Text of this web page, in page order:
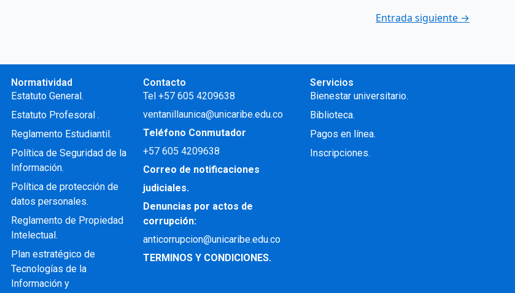
Entrada siguiente →
Normatividad
Estatuto General.
Estatuto Profesoral .
Reglamento Estudiantil.
Política de Seguridad de la
Información.
Política de protección de
datos personales.
Reglamento de Propiedad
Intelectual.
Plan estratégico de
Tecnologías de la
Información y
Contacto
Tel +57 605 4209638
ventanillaunica@unicaribe.edu.co
Teléfono Conmutador
+57605 4209638
Correo de notificaciones
judiciales.
Denuncias por actos de
corrupción:
anticorrupcion@unicaribe.edu.co
TERMINOS Y CONDICIONES.
Servicios
Bienestar universitario.
Biblioteca.
Pagos en línea.
Inscripciones.